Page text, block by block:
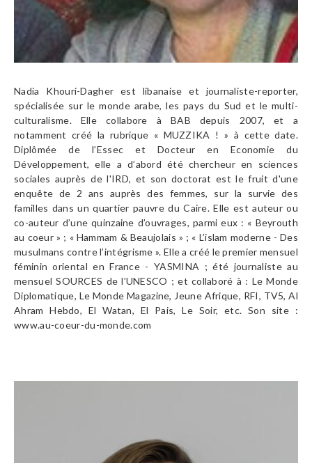
Nadia Khouri-Dagher est libanaise et journaliste-reporter,
spécialisée sur le monde arabe, les pays du Sud et le multi-
culturalisme. Elle collabore à BAB depuis 2007, et a
notamment créé la rubrique « MUZZIKA ! » à cette date.
Diplômée de l’Essec et Docteur en Economie du
Développement, elle a d’abord été chercheur en sciences
sociales auprès de l'IRD, et son doctorat est le fruit d'une
enquête de 2 ans auprès des femmes, sur la survie des
familles dans un quartier pauvre du Caire. Elle est auteur ou
co-auteur d’une quinzaine d’ouvrages, parmi eux : « Beyrouth
au coeur » ; « Hammam & Beaujolais » ; « L’islam moderne - Des
musulmans contre l’intégrisme ». Elle a créé le premier mensuel
féminin oriental en France - YASMINA ; été journaliste au
mensuel SOURCES de l’UNESCO ; et collaboré à : Le Monde
Diplomatique, Le Monde Magazine, Jeune Afrique, RFI, TV5, Al
Ahram Hebdo, El Watan, El Pais, Le Soir, etc. Son site :
www.au-coeur-du-monde.com